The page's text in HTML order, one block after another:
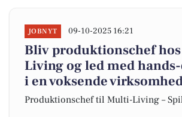
JOBNYT 09-10-2025 16:21
Bliv produktionschef
Living og led med
i en voksende
Produktionschef til Multi-Living –